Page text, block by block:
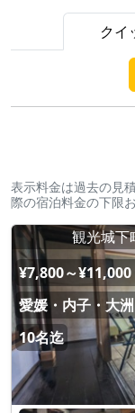
クイ
表示料金は過去の見
際の宿泊料金の下限
観光城下
¥7,800～¥11,000
愛媛・内子・大
10名迄